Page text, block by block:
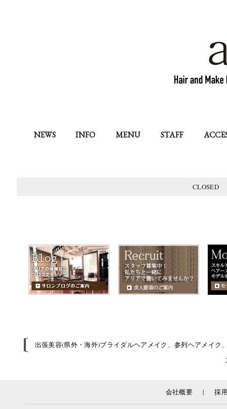
NEWS INFO MENU STAFF
CLOSED
出張美容(県外・海外)ブライダルヘアメイク、参列ヘアメイ
会社概要 | 採